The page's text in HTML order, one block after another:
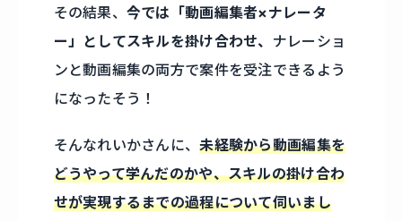
その結果、 今では「動画編集者×ナレータ
ー」としてスキルを掛け合わせ、 ナレーショ
ンと動画編集の両方で案件を受注できるよう
になったそう！
そんなれいかさんに、未経験から動画編集を
どうやって学んだのかや、スキルの掛け合わ
せが実現するまでの過程について伺いまし